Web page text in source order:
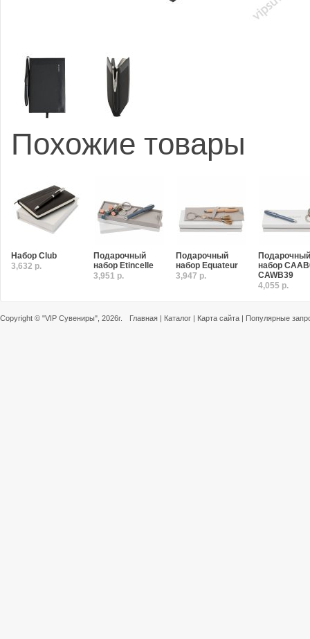
Похожие товары
Набор Club
3,632 р.
Подарочный
набор Etincelle
3,951 р.
Подарочный
набор Equateur
3,947 р.
Подарочный
набор
CAWB39
4,055 р.
Copyright © "VIP Сувениры" , 2026г. Главная | Каталог | Карта сайта | Популярные